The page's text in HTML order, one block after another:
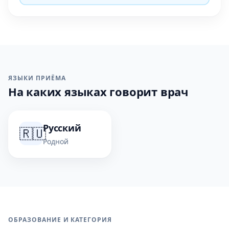
ЯЗЫКИ ПРИЁМА
На каких языках говорит врач
🇷🇺Русский
Родной
ОБРАЗОВАНИЕ И КАТЕГОРИЯ